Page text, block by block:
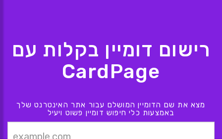
רישום דומיין בקלות עם
CardPage
מצא את שם הדומיין המושלם עבור אתר האינטרנט שלך
באמצעות כלי חיפוש דומיין פשוט ויעיל